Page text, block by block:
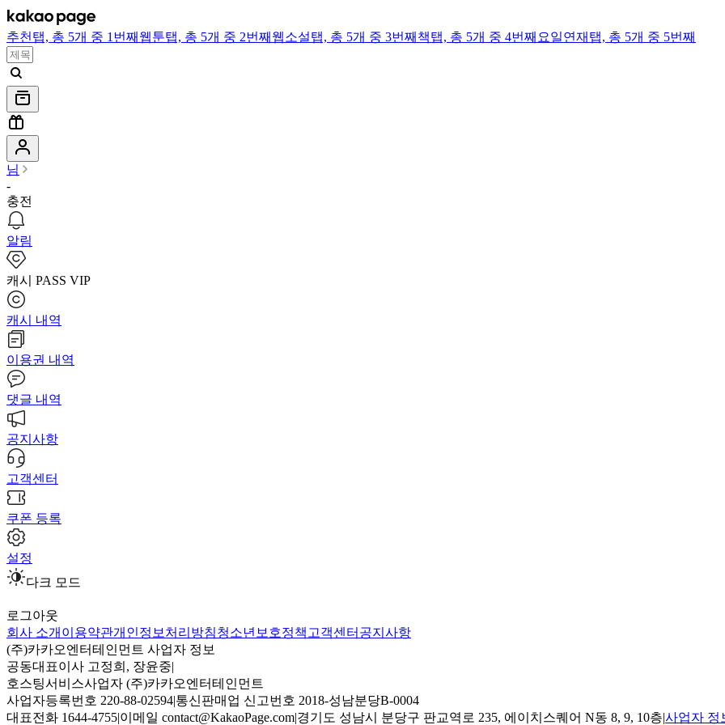
추천 탭, 총 5개 중 1번째 웹툰탭, 총 5개 중 2번째 웹소설탭, 총 5개 중 3번째 책탭, 총 5개 중 4번째 요일연재 탭, 총 5개 중 5번째
님
-
충전
알림
캐시 PASS VIP
캐시 내역
이용권 내역
댓글 내역
공지사항
고객센터
쿠폰 등록
설정
다크 모드
로그아웃
회사 소개 이용약관개인정보처리방침청소년보호정책 고객센터 공지사항
(주)카카오엔터테인먼트 사업자 정보
공동대표이사 고정희, 장윤중|
호스팅서비스사업자 (주)카카오엔터테인먼트
사업자등록번호 220-88-02594|통신판매업 신고번호 2018-성남분당B-0004
대표전화 1644-4755|이메일 contact@KakaoPage.com|경기도 성남시 분당구 판교역로 235, 에이치스퀘어 N동 8, 9, 10층|사업자 정